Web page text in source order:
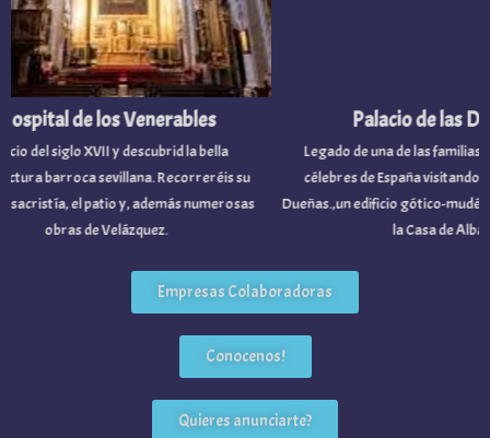
Palacio de las
Legado de una de las familias
célebres de España visitando el
Dueñas.,un edificio gótico-mudéjar
la Casa de Alba.
de los Venerables
del siglo XVII y descubrid la bella
barroca sevillana. Recorreréis su
el patio y, además numerosas
obras de Velázquez.
Empresas Colaboradoras
Conocenos!
Quieres anunciarte?